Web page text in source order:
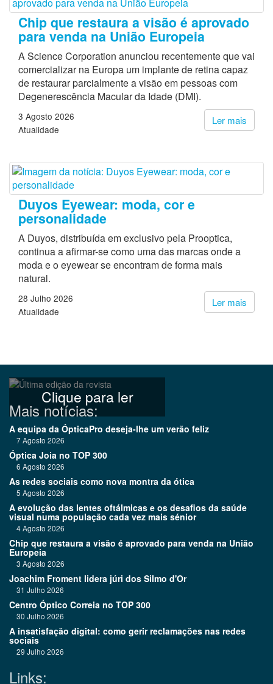
Chip que restaura a visão é aprovado
para venda na União Europeia
A Science Corporation anunciou recentemente que vai
comercializar na Europa um implante de retina capaz
de restaurar parcialmente a visão em pessoas com
Degenerescência Macular da Idade (DMI).
Ler mais
3 Agosto 2026
Atualidade
Duyos Eyewear: moda, cor e
personalidade
A Duyos, distribuída em exclusivo pela Prooptica,
continua a afirmar-se como uma das marcas onde a
moda e o eyewear se encontram de forma mais
natural.
Ler mais
28 Julho 2026
Atualidade
Clique para ler
Mais notícias:
A equipa da ÓpticaPro deseja-lhe um verão feliz
7 Agosto 2026
Óptica Joia no TOP 300
6 Agosto 2026
As redes sociais como nova montra da ótica
5 Agosto 2026
A evolução das lentes oftálmicas e os desafios da saúde
visual numa população cada vez mais sénior
4 Agosto 2026
Chip que restaura a visão é aprovado para venda na União
Europeia
3 Agosto 2026
Joachim Froment lidera júri dos Silmo d'Or
31 Julho 2026
Centro Óptico Correia no TOP 300
30 Julho 2026
A insatisfação digital: como gerir reclamações nas redes
sociais
29 Julho 2026
Links: